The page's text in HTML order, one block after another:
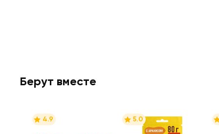
Берут вместе
4.9 5.0